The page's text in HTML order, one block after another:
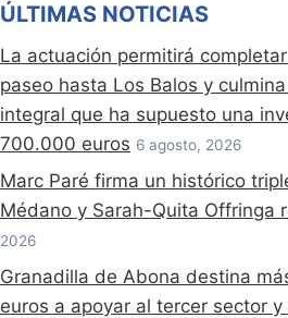
ÚLTIMAS NOTICIAS
La actuación permitirá
paseo hasta Los Balos y
integral que ha supuesto una
700.000 euros 6 agosto, 2026
Marc Paré firma un histórico
Médano y Sarah-Quita Offringa
2026
Granadilla de Abona destina
euros a apoyar al tercer sector